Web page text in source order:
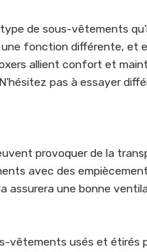
de sous-vêtements
fonction différente, et
allient confort et
pas à essayer
provoquer de la
avec des
assurera une bonne
vêtements usés et étirés